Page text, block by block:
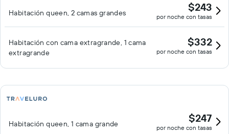
Habitación queen, 2 camas grandes $243
por noche con tasas
Habitación con cama extragrande, 1 cama
extragrande
$332
por noche con tasas
Habitación queen, 1 cama grande $247
por noche con tasas